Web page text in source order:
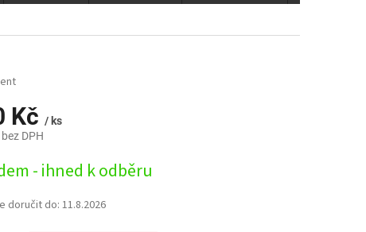
Kč / ks
DPH
- ihned k odběru
doručit do:11.8.2026